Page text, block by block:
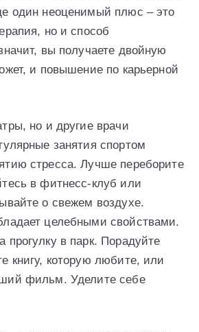
один неоценимый плюс – это
но и способ
вы получаете двойную
и повышение по карьерной
но и другие врачи
занятия спортом
стресса. Лучше переборите
в фитнесс-клуб или
о свежем воздухе.
целебными свойствами.
прогулку в парк. Порадуйте
книгу, которую любите, или
фильм. Уделите себе